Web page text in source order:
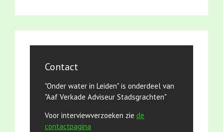
Contact
"Onder water in Leiden" is onderdeel van
"Aaf Verkade Adviseur Stadsgrachten"
Voor interviewverzoeken zie de
contactpagina